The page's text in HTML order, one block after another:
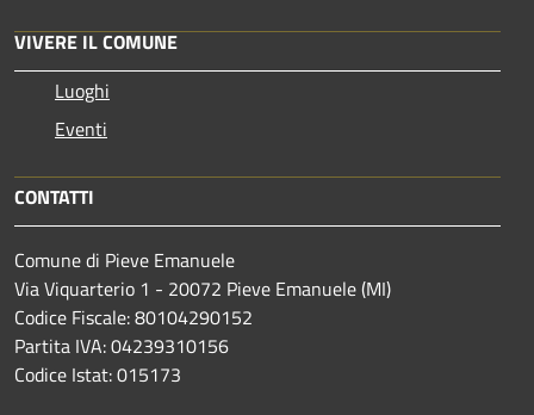
VIVERE IL COMUNE
Luoghi
Eventi
CONTATTI
Comune di Pieve Emanuele
Via Viquarterio 1 - 20072 Pieve Emanuele (MI)
Codice Fiscale: 80104290152
Partita IVA: 04239310156
Codice Istat: 015173